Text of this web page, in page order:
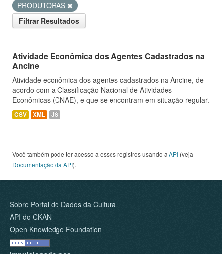
PRODUTORAS
Filtrar Resultados
Atividade Econômica dos Agentes Cadastrados na
Ancine
Atividade econômica dos agentes cadastrados na Ancine, de
acordo com a Classificação Nacional de Atividades
Econômicas (CNAE), e que se encontram em situação regular.
CSV XML JS
Você também pode ter acesso a esses registros usando a API (veja
Documentação da API).
Sobre Portal de Dados da Cultura
API do CKAN
Open Knowledge Foundation